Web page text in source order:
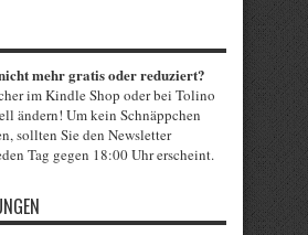
mehr gratis oder reduziert?
im Kindle Shop oder bei Tolino
ändern! Um kein Schnäppchen
sollten Sie den Newsletter
Tag gegen 18:00 Uhr erscheint.